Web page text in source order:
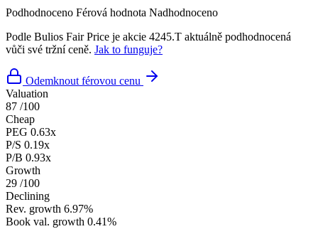
Podhodnoceno Férová hodnota Nadhodnoceno
Podle Bulios Fair Price je akcie 4245.T aktuálně podhodnocená
vůči své tržní ceně. Jak to funguje?
Odemknout férovou cenu
Valuation
87 /100
Cheap
PEG 0.63x
P/S 0.19x
P/B 0.93x
Growth
29 /100
Declining
Rev. growth 6.97%
Book val. growth 0.41%